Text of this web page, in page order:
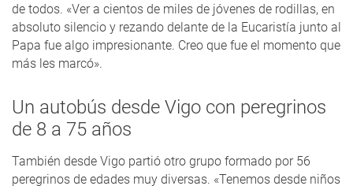
de todos. «Ver a cientos de miles de jóvenes de rodillas, en
absoluto silencio y rezando delante de la Eucaristía junto al
Papa fue algo impresionante. Creo que fue el momento que
más les marcó».
Un autobús desde Vigo con peregrinos
de 8 a 75 años
También desde Vigo partió otro grupo formado por 56
peregrinos de edades muy diversas. «Tenemos desde niños